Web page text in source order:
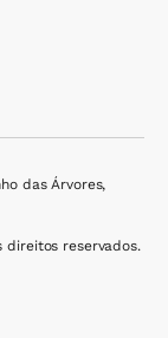
das Árvores,
direitos reservados.